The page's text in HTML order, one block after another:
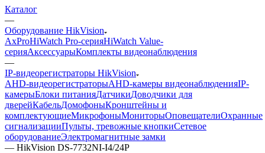
Каталог
—
Оборудование HikVision
AxProHiWatch Pro-серияHiWatch Value-
серияАксессуарыКомплекты видеонаблюдения
—
IP-видеорегистраторы HikVision
AHD-видеорегистраторыAHD-камеры видеонаблюденияIP-
камерыБлоки питанияДатчикиДоводчики для
дверейКабельДомофоныКронштейны и
комплектующиеМикрофоныМониторыОповещателиОхранные
сигнализацииПульты, тревожные кнопкиСетевое
оборудованиеЭлектромагнитные замки
— HikVision DS-7732NI-I4/24P